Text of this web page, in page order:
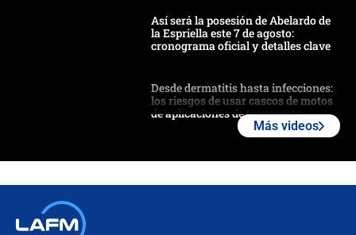
Así será la posesión de Abelardo de
la Espriella este 7 de agosto:
cronograma oficial y detalles clave
Desde dermatitis hasta infecciones:
los riesgos de usar cascos de motos
de aplicaciones de transporte
Más videos